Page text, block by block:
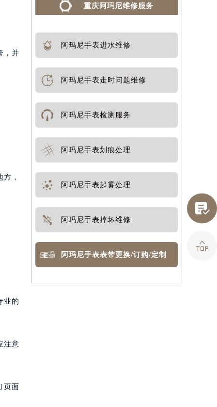
，并
，
业的
注意
页面
重庆阿玛尼维修服务
阿玛尼手表进水维修
阿玛尼手表走时问题维修
阿玛尼手表检测服务
阿玛尼手表划痕处理
阿玛尼手表起雾处理
阿玛尼手表摔坏维修
阿玛尼手表表带更换/订购/定制

